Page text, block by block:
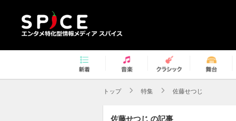
トップ 特集 佐藤せつじ
佐藤せつじ の記事